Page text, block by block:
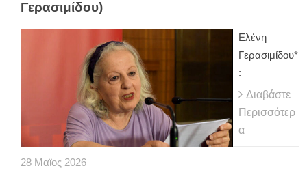
Γερασιμίδου)
Ελένη
Γερασιμίδου*
:
Διαβάστε
Περισσότερ
α
28 Μαϊος 2026